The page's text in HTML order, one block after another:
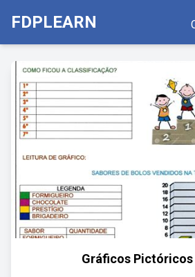
FDPLEARN
Gráficos Pictóricos